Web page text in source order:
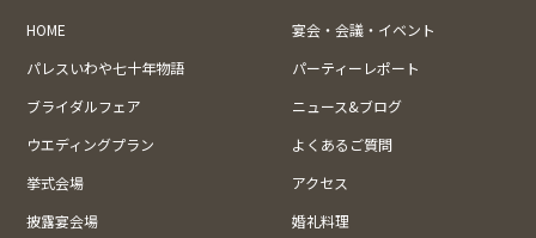
HOME
宴会・会議・イベント
パレスいわや七十年物語
パーティーレポート
ブライダルフェア
ニュース&ブログ
ウエディングプラン
よくあるご質問
挙式会場
アクセス
披露宴会場
婚礼料理